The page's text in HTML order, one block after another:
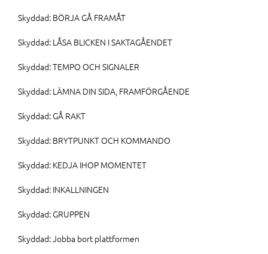
Skyddad: BÖRJA GÅ FRAMÅT
Skyddad: LÅSA BLICKEN I SAKTAGÅENDET
Skyddad: TEMPO OCH SIGNALER
Skyddad: LÄMNA DIN SIDA, FRAMFÖRGÅENDE
Skyddad: GÅ RAKT
Skyddad: BRYTPUNKT OCH KOMMANDO
Skyddad: KEDJA IHOP MOMENTET
Skyddad: INKALLNINGEN
Skyddad: GRUPPEN
Skyddad: Jobba bort plattformen